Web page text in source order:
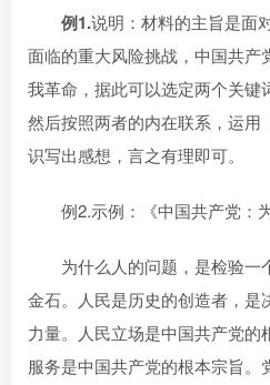
例1.说明：材料的主旨是面
面临的重大风险挑战，中国共产
我革命，据此可以选定两个关键
然后按照两者的内在联系，运用
识写出感想，言之有理即可。
例2.示例：《中国共产党：
为什么人的问题，是检验
金石。人民是历史的创造者，是
力量。人民立场是中国共产党的
服务是中国共产党的根本宗旨